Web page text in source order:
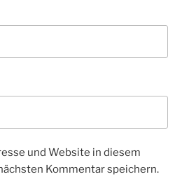
und Website in diesem
Kommentar speichern.